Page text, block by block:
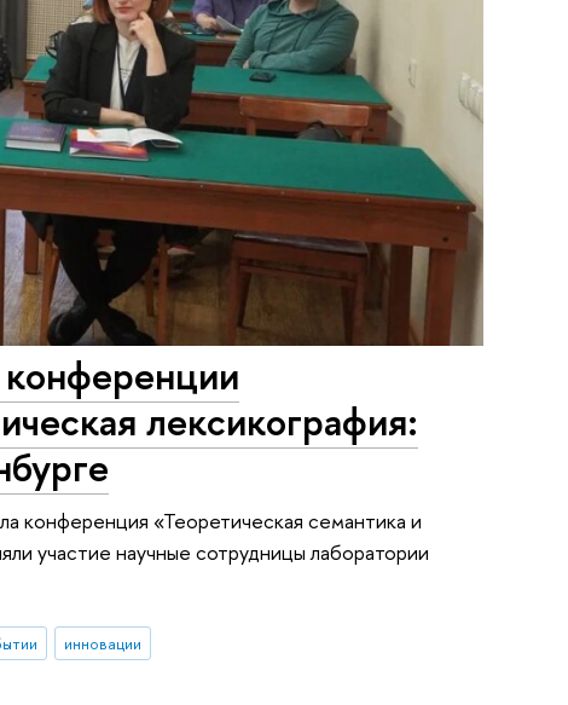
лексикография:
конференция «Теоретическая семантика и
участие научные сотрудницы лаборатории
инновации